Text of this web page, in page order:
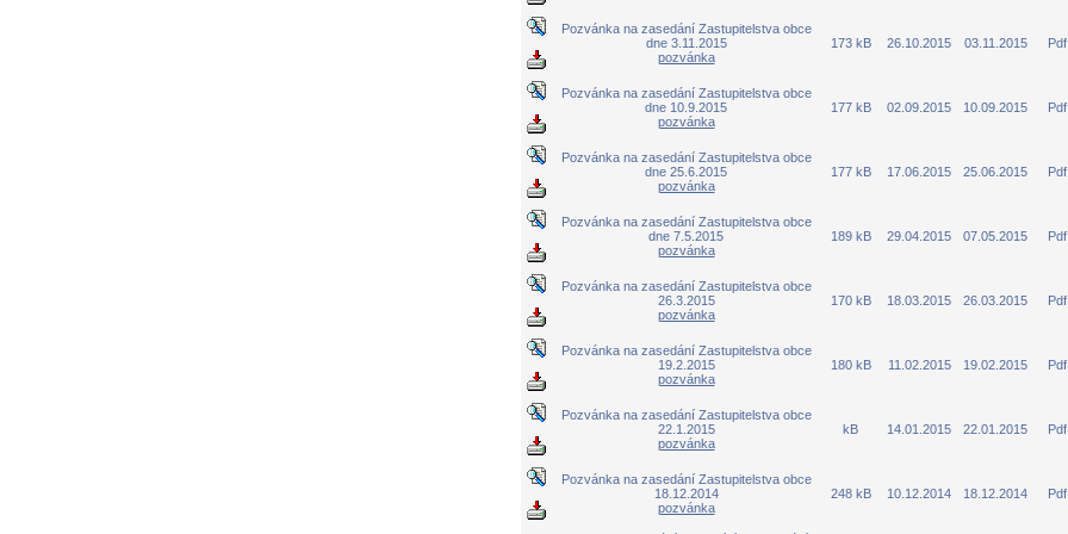
Pozvánka na zasedání Zastupitelstva obce
dne 3.11.2015
pozvánka
173 kB 26.10.2015 03.11.2015 Pdf
Pozvánka na zasedání Zastupitelstva obce
dne 10.9.2015
pozvánka
177 kB 02.09.2015 10.09.2015 Pdf
Pozvánka na zasedání Zastupitelstva obce
dne 25.6.2015
pozvánka
177 kB 17.06.2015 25.06.2015 Pdf
Pozvánka na zasedání Zastupitelstva obce
dne 7.5.2015
pozvánka
189 kB 29.04.2015 07.05.2015 Pdf
Pozvánka na zasedání Zastupitelstva obce
26.3.2015
pozvánka
170 kB 18.03.2015 26.03.2015 Pdf
Pozvánka na zasedání Zastupitelstva obce
19.2.2015
pozvánka
180 kB 11.02.2015 19.02.2015 Pdf
Pozvánka na zasedání Zastupitelstva obce
22.1.2015
pozvánka
kB 14.01.2015 22.01.2015 Pdf
Pozvánka na zasedání Zastupitelstva obce
18.12.2014
pozvánka
248 kB 10.12.2014 18.12.2014 Pdf